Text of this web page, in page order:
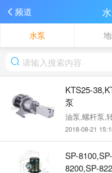
频道
水泵
KTS25-
泵
油泵,螺杆泵,
2018-08-21
SP-
8200,SP-